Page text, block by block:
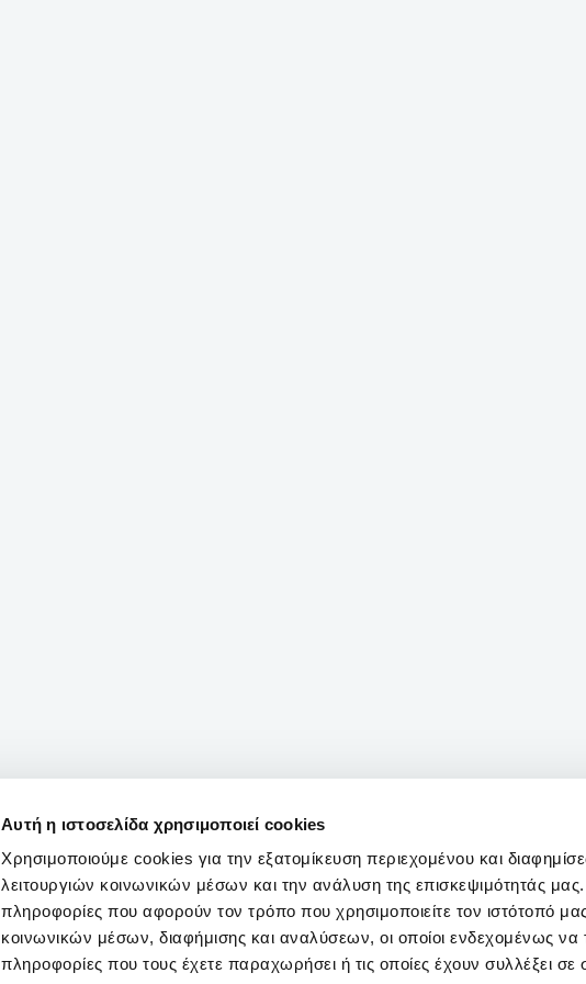
Αυτή η ιστοσελίδα χρησιμοποιεί cookies
Χρησιμοποιούμε cookies για την εξατομίκευση περιεχομένου και
λειτουργιών κοινωνικών μέσων και την ανάλυση της επισκεψιμότητάς
πληροφορίες που αφορούν τον τρόπο που χρησιμοποιείτε τον ιστότοπό
κοινωνικών μέσων, διαφήμισης και αναλύσεων, οι οποίοι ενδεχομένως να
πληροφορίες που τους έχετε παραχωρήσει ή τις οποίες έχουν συλλέξει